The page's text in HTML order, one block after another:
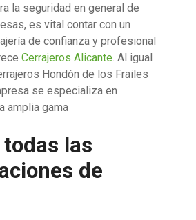
la seguridad en general de
es vital contar con un
de confianza y profesional
Cerrajeros Alicante . Al igual
Hondón de los Frailes
se especializa en
amplia gama
las
de